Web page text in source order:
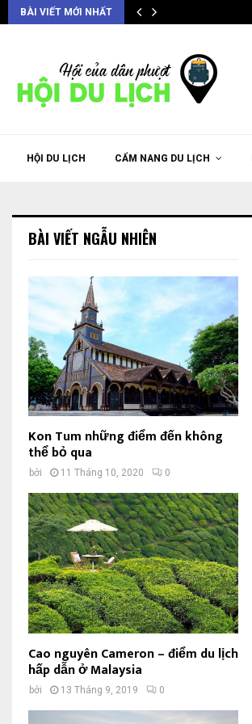
BÀI VIẾT MỚI NHẤT
HỘI DU LỊCH CẨM NANG DU LỊCH
BÀI VIẾT NGẪU NHIÊN
Kon Tum những điểm đến không
thể bỏ qua
bởi 11 Tháng 10, 2020 0
Cao nguyên Cameron – điểm du lịch
hấp dẫn ở Malaysia
bởi 13 Tháng 9, 2019 0